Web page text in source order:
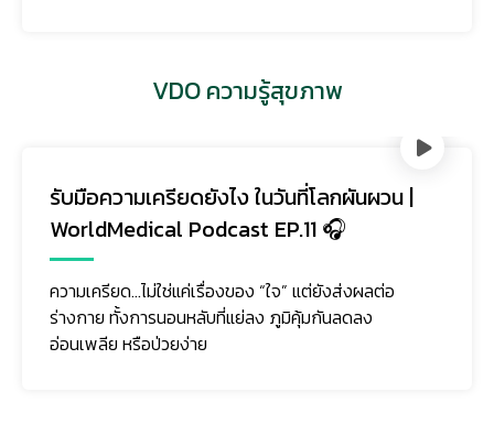
VDO ความรู้สุขภาพ
รับมือความเครียดยังไง ในวันที่โลกผันผวน |
WorldMedical Podcast EP.11 🎧
ความเครียด…ไม่ใช่แค่เรื่องของ “ใจ” แต่ยังส่งผลต่อ
ร่างกาย ทั้งการนอนหลับที่แย่ลง ภูมิคุ้มกันลดลง
อ่อนเพลีย หรือป่วยง่าย